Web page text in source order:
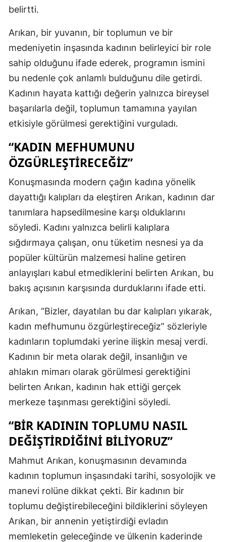
belirtti.
Arıkan, bir yuvanın, bir toplumun ve bir
medeniyetin inşasında kadının belirleyici bir role
sahip olduğunu ifade ederek, programın ismini
bu nedenle çok anlamlı bulduğunu dile getirdi.
Kadının hayata kattığı değerin yalnızca bireysel
başarılarla değil, toplumun tamamına yayılan
etkisiyle görülmesi gerektiğini vurguladı.
“KADIN MEFHUMUNU
ÖZGÜRLEŞTIRECEĞIZ”
Konuşmasında modern çağın kadına yönelik
dayattığı kalıpları da eleştiren Arıkan, kadının dar
tanımlara hapsedilmesine karşı olduklarını
söyledi. Kadını yalnızca belirli kalıplara
sığdırmaya çalışan, onu tüketim nesnesi ya da
popüler kültürün malzemesi haline getiren
anlayışları kabul etmediklerini belirten Arıkan, bu
bakış açısının karşısında durduklarını ifade etti.
Arıkan, “Bizler, dayatılan bu dar kalıpları yıkarak,
kadın mefhumunu özgürleştireceğiz” sözleriyle
kadınların toplumdaki yerine ilişkin mesaj verdi.
Kadının bir meta olarak değil, insanlığın ve
ahlakın mimarı olarak görülmesi gerektiğini
belirten Arıkan, kadının hak ettiği gerçek
merkeze taşınması gerektiğini söyledi.
“BIR KADININ TOPLUMU NASIL
DEĞIŞTIRDIĞINI BILIYORUZ”
Mahmut Arıkan, konuşmasının devamında
kadının toplumun inşasındaki tarihi, sosyolojik ve
manevi rolüne dikkat çekti. Bir kadının bir
toplumu değiştirebileceğini bildiklerini söyleyen
Arıkan, bir annenin yetiştirdiği evladın
memleketin geleceğinde ve ülkenin kaderinde